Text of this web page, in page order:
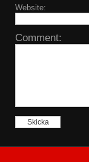
Website:
Comment: